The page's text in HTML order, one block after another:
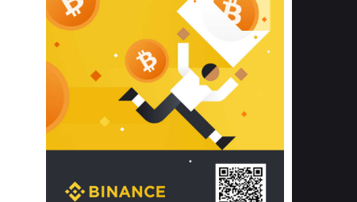
thêm các nghiên cứu khoa học về tác
động của giấc ngủ và môi trường
phòng ngủ đối với sức khỏe con
người tại Sleep Foundation (External
Link) để có cái nhìn toàn diện hơn.
2. Các tiêu chí vàng khi lựa chọn
chăn ga gối đệm cao cấp cho phòng
ngủ
Để sở hữu một bộ chăn ga gối đệm
cao cấp hoàn hảo cả về thẩm mỹ lẫn
công năng, người tiêu dùng cần cân
nhắc kỹ lưỡng các tiêu chí quan trọng